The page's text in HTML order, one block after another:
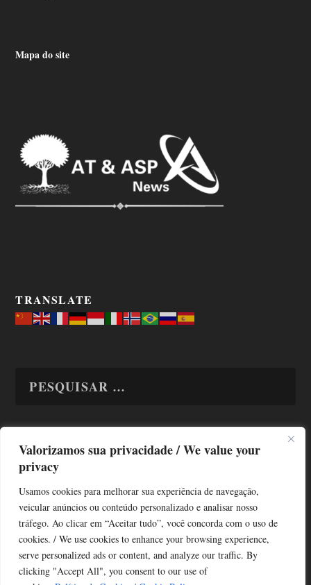
Valorizamos sua privacidade / We value your
privacy
Usamos cookies para melhorar sua experiência de navegação,
veicular anúncios ou conteúdo personalizado e analisar nosso
tráfego. Ao clicar em “Aceitar tudo”, você concorda com o uso de
cookies. / We use cookies to enhance your browsing experience,
serve personalized ads or content, and analyze our traffic. By
clicking "Accept All", you consent to our use of
Mapa do site
TRANSLATE
TODAS OS ASSUNTOS
Copyright © Alô Tatuapé 2013 / 2026
Desenvolvido por ALOSP MKT DIGITAL